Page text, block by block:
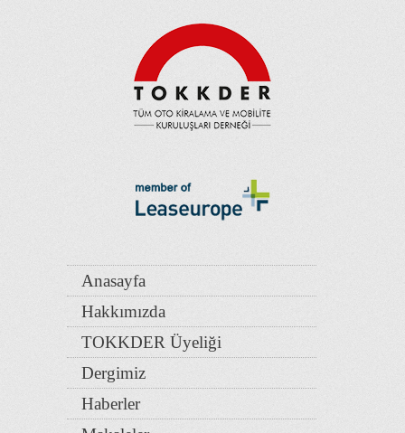
Anasayfa
Hakkımızda
TOKKDER Üyeliği
Dergimiz
Haberler